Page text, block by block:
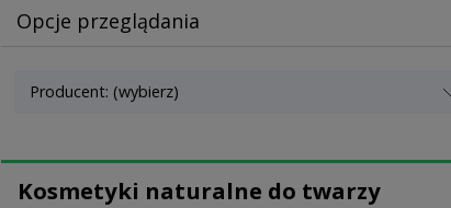
Opcje przeglądania
Producent: (wybierz)
Kosmetyki naturalne do twarzy